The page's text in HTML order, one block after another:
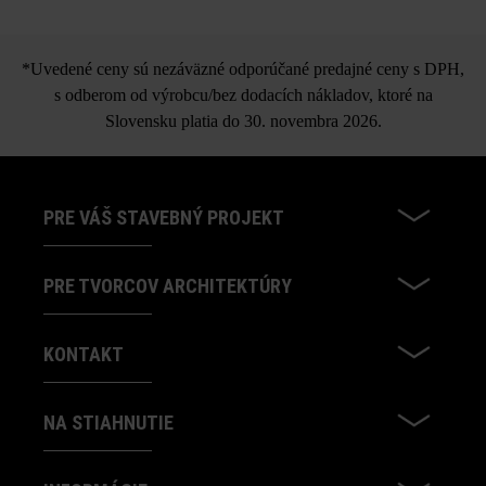
Výškové rozdiely vyrovnajte okamžite poklepaním
pomocou nefarbiaceho plastového kladiva.
Grado
*Uvedené ceny sú nezáväzné odporúčané predajné ceny s DPH,
s odberom od výrobcu/bez dodacích nákladov, ktoré na
Slovensku platia do 30. novembra 2026.
PRE VÁŠ STAVEBNÝ PROJEKT
PRE TVORCOV ARCHITEKTÚRY
KONTAKT
NA STIAHNUTIE